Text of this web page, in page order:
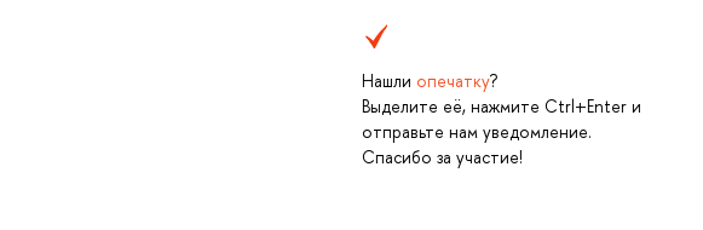
Нашли опечатку?
Выделите её, нажмите Ctrl+Enter и
отправьте нам уведомление.
Спасибо за участие!